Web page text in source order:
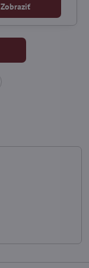
Zobraziť